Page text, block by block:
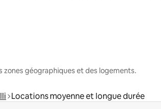
zones géographiques et des logements.
Locations moyenne et longue durée